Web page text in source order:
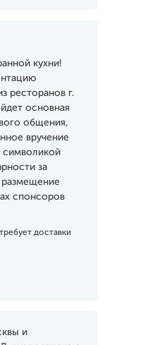
кухни!
ресторанов г.
основная
общения,
вручение
символикой
за
спонсоров
доставки
и